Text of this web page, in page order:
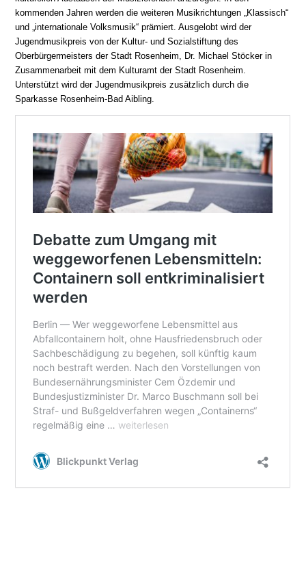
kommenden Jahren werden die weiteren Musikrichtungen „Klassisch“
und „internationale Volksmusik“ prämiert. Ausgelobt wird der
Jugendmusikpreis von der Kultur- und Sozialstiftung des
Oberbürgermeisters der Stadt Rosenheim, Dr. Michael Stöcker in
Zusammenarbeit mit dem Kulturamt der Stadt Rosenheim.
Unterstützt wird der Jugendmusikpreis zusätzlich durch die
Sparkasse Rosenheim-Bad Aibling.